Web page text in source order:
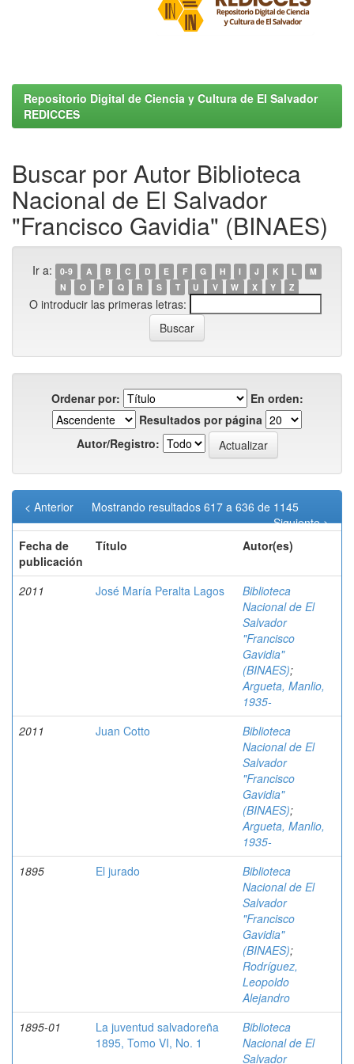
Repositorio Digital de Ciencia y Cultura de El Salvador
REDICCES
Buscar por Autor Biblioteca
Nacional de El Salvador
"Francisco Gavidia" (BINAES)
Ir a: 0-9 A B C D E F G H I J K L
M
N
O P Q R S T U V W X Y Z
O introducir las primeras letras:
Ordenar por:
En orden:
Resultados por página
Autor/Registro:
Mostrando resultados 617 a 636 de 1145
< Anterior
Siguiente >
Fecha de
publicación
Título Autor(es)
2011 José María Peralta Lagos
Biblioteca
Nacional de El
Salvador
"Francisco
Gavidia"
(BINAES);
Argueta, Manlio,
1935-
2011
Juan Cotto
Biblioteca
Nacional de El
Salvador
"Francisco
Gavidia"
(BINAES);
Argueta, Manlio,
1935-
1895
El jurado
Biblioteca
Nacional de El
Salvador
"Francisco
Gavidia"
(BINAES);
Rodríguez,
Leopoldo
Alejandro
1895-01
La juventud salvadoreña
1895, Tomo VI, No. 1
Biblioteca
Nacional de El
Salvador